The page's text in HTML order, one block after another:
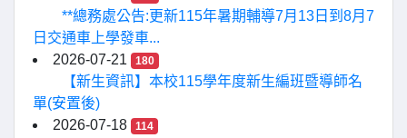
**總務處公告:更新115年暑期輔導7月13日到8月7
日交通車上學發車...
2026-07-21
180
【新生資訊】本校115學年度新生編班暨導師名
單(安置後)
2026-07-18
114